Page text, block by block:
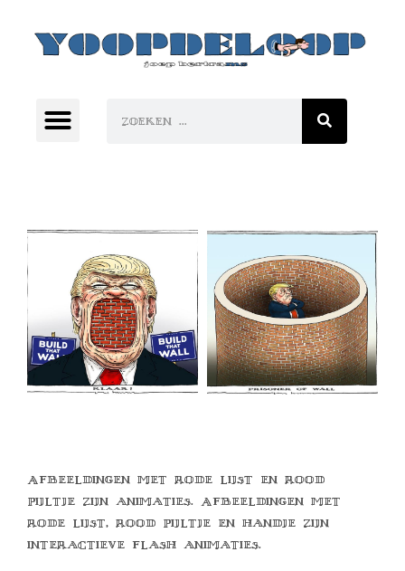
Afbeeldingen met rode lijst en rood
pijltje zijn animaties. Afbeeldingen met
rode lijst, rood pijltje en handje zijn
interactieve flash animaties.